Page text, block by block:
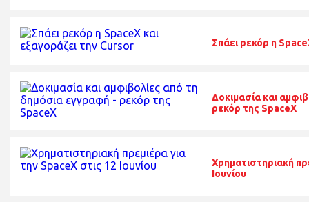
Σπάει ρεκόρ η
Δοκιμασία και
ρεκόρ της SpaceX
Χρηματιστηριακή
Ιουνίου